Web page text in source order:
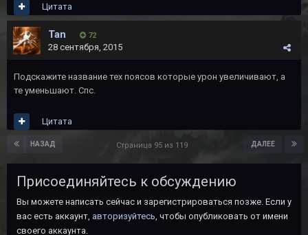
Цитата
Tan 72
28 сентября, 2015
Подскажите название тех поясов которые урон увеличивают, а
те уменьшают. Спс.
Цитата
НАЗАД ДАЛЕЕ
Страница 95 из 119
Присоединяйтесь к обсуждению
Вы можете написать сейчас и зарегистрироваться позже. Если у
вас есть аккаунт, авторизуйтесь, чтобы опубликовать от имени
своего аккаунта.